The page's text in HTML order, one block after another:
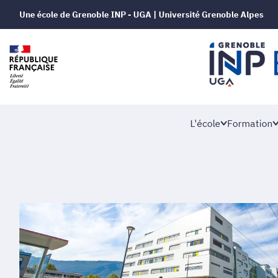
Une école de Grenoble INP - UGA | Université Grenoble Alpes
L'école Formation